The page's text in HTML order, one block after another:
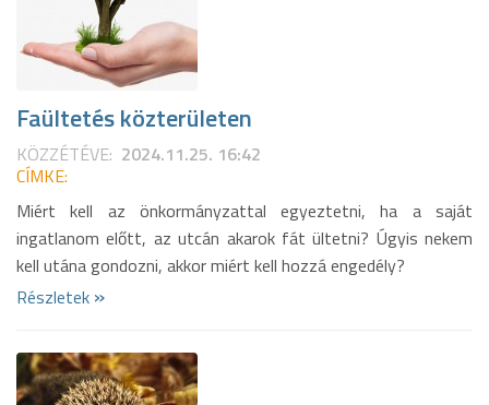
Faültetés közterületen
KÖZZÉTÉVE: 2024.11.25. 16:42
CÍMKE:
Miért kell az önkormányzattal egyeztetni, ha a saját
ingatlanom előtt, az utcán akarok fát ültetni? Úgyis nekem
kell utána gondozni, akkor miért kell hozzá engedély?
Részletek »